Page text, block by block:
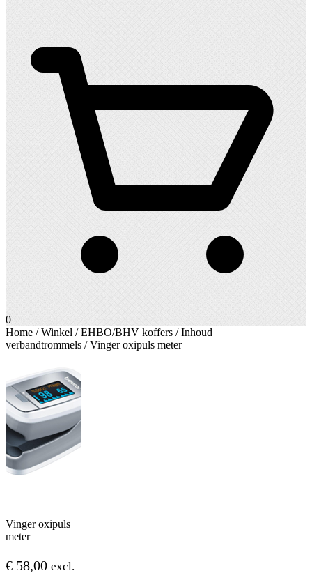
0
Home /Winkel /EHBO/BHV koffers /Inhoud
verbandtrommels / Vinger oxipuls meter
Vinger oxipuls
meter
€ 58,00 excl.